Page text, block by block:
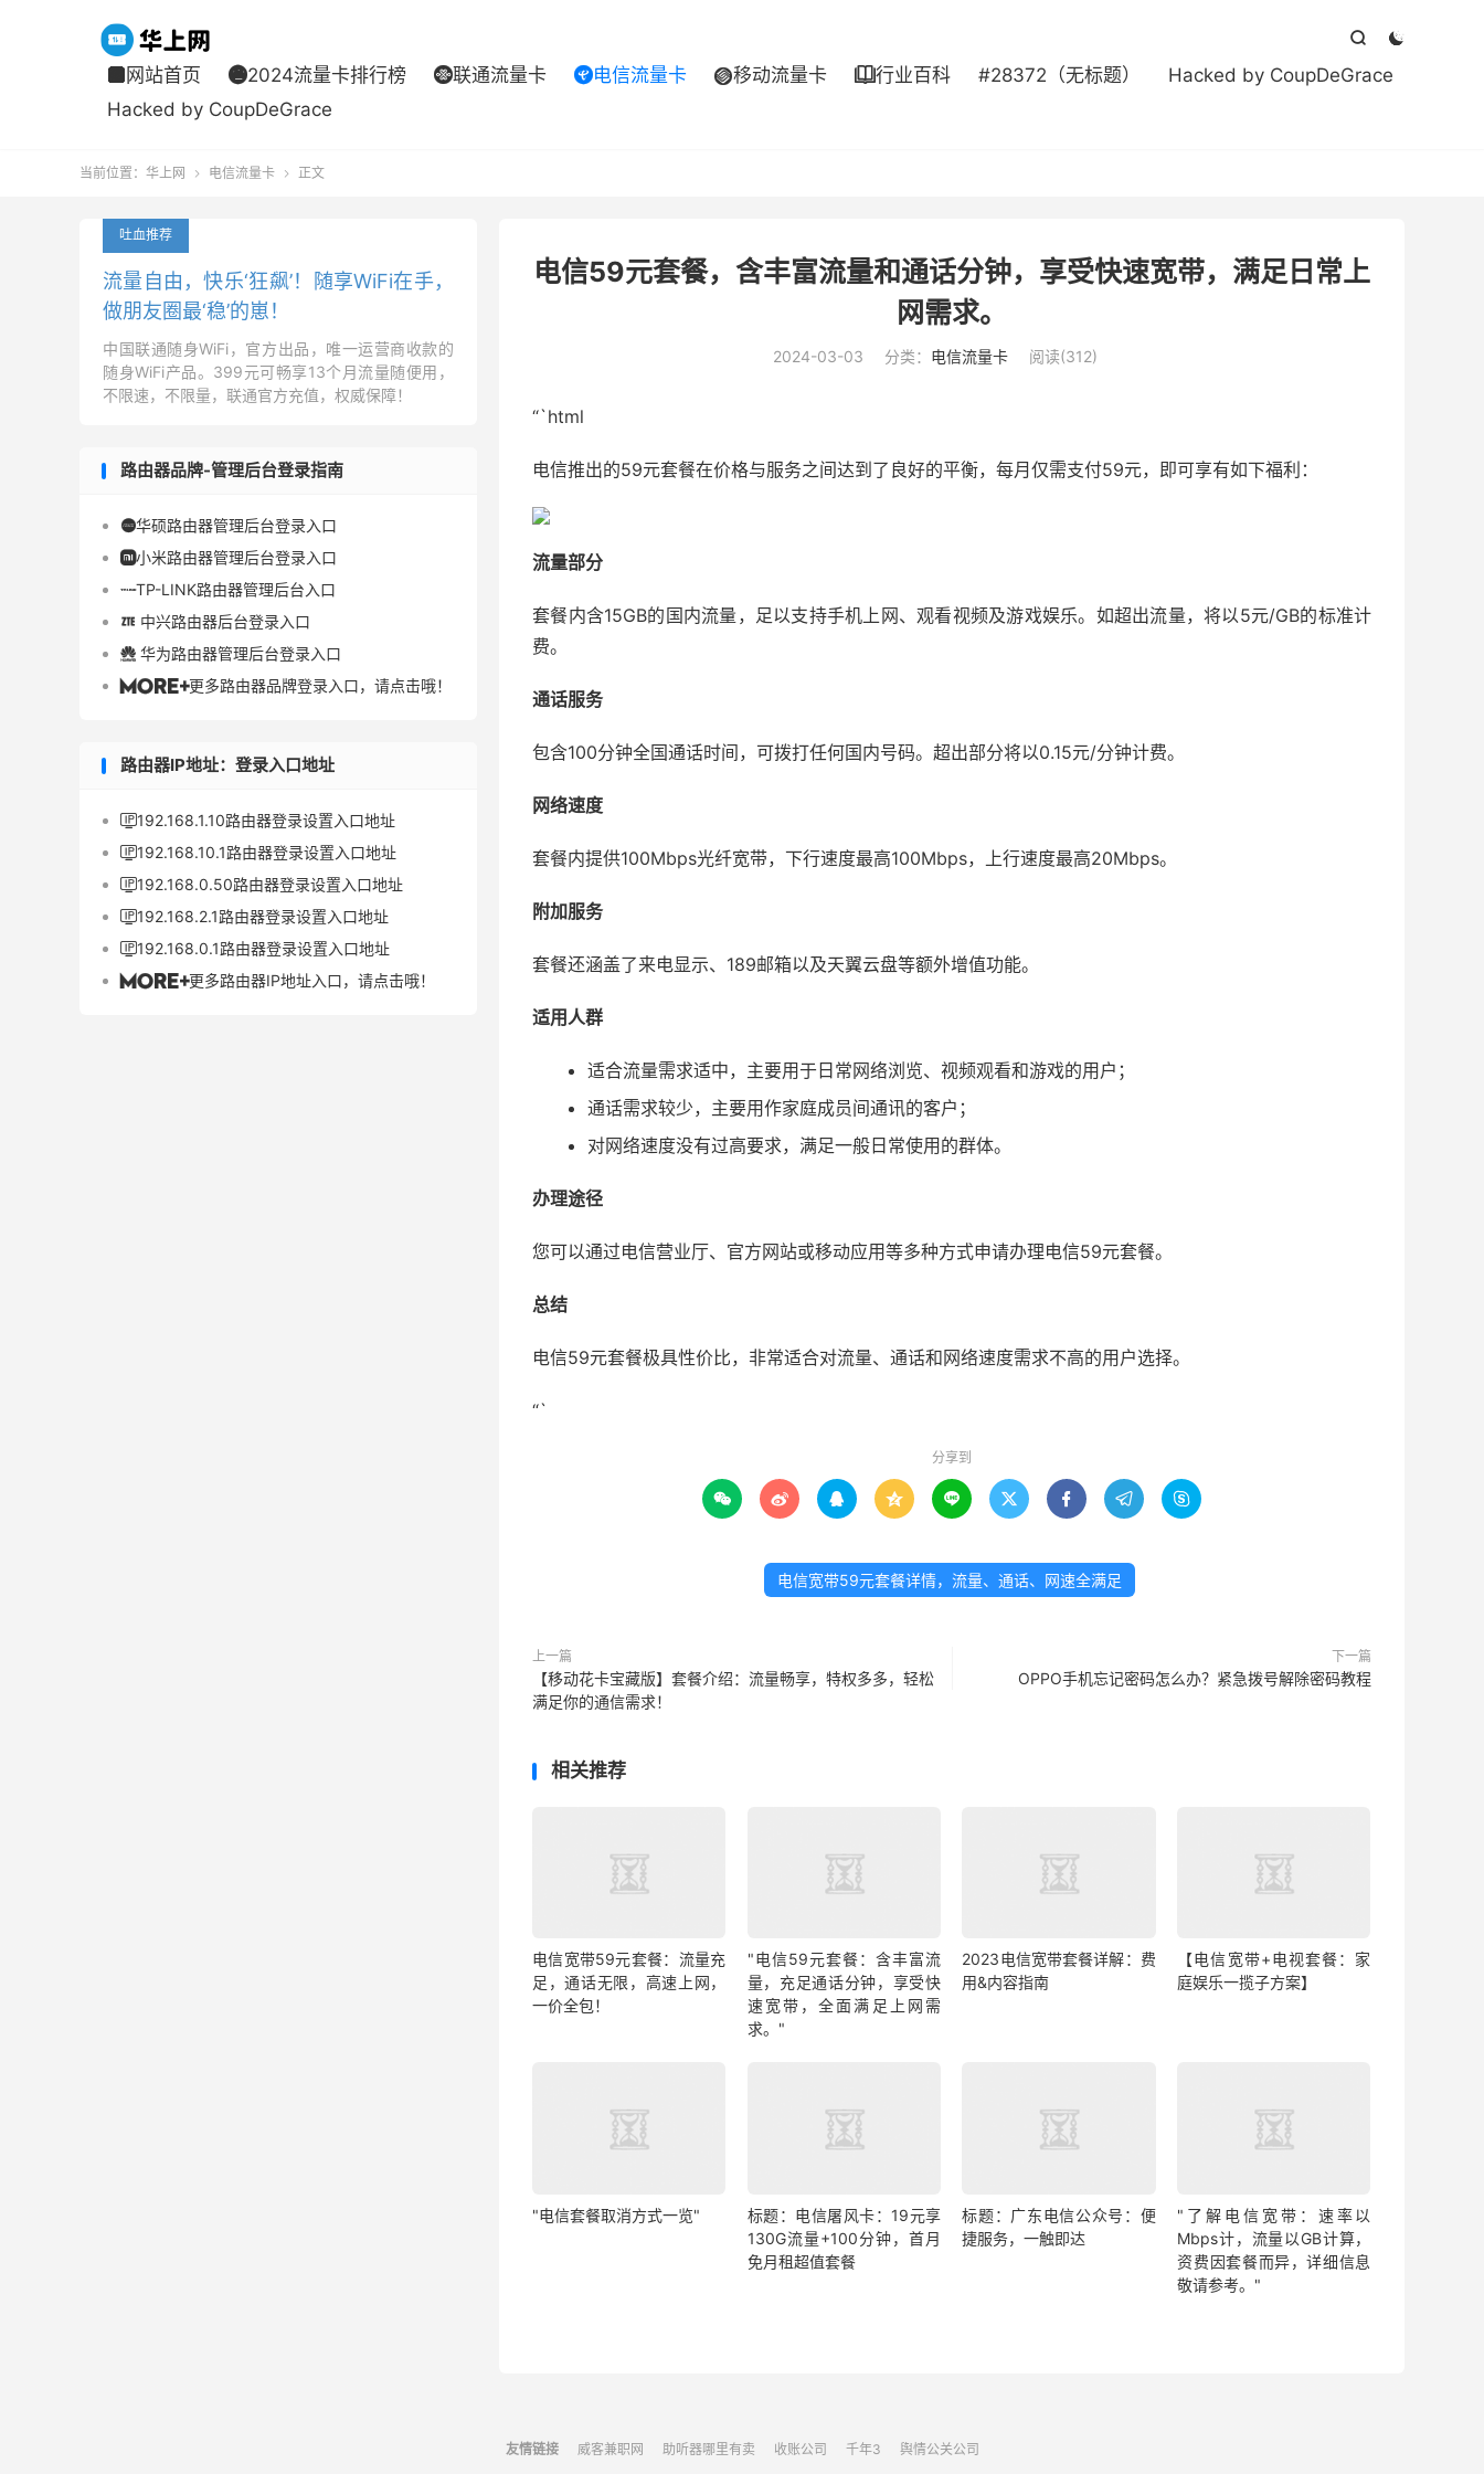


 网站首页 2024流量卡排行榜 联通流量卡 电信流量卡 移动流量卡 行业百科 #28372（无标题）
Hacked by CoupDeGrace
Hacked by CoupDeGrace
当前位置： 华上网  电信流量卡  正文
电信59元套餐，含丰富流量和通话分钟，享受快速宽带，满足日常上
网需求。
2024-03-03 分类： 电信流量卡 阅读(312)
“`html
电信推出的59元套餐在价格与服务之间达到了良好的平衡，每月仅需支付59元，即可享有如下福利：
流量部分
套餐内含15GB的国内流量，足以支持手机上网、观看视频及游戏娱乐。如超出流量，将以5元/GB的标准计
费。
通话服务
包含100分钟全国通话时间，可拨打任何国内号码。超出部分将以0.15元/分钟计费。
网络速度
套餐内提供100Mbps光纤宽带，下行速度最高100Mbps，上行速度最高20Mbps。
附加服务
套餐还涵盖了来电显示、189邮箱以及天翼云盘等额外增值功能。
适用人群
适合流量需求适中，主要用于日常网络浏览、视频观看和游戏的用户；
通话需求较少，主要用作家庭成员间通讯的客户；
对网络速度没有过高要求，满足一般日常使用的群体。
办理途径
您可以通过电信营业厅、官方网站或移动应用等多种方式申请办理电信59元套餐。
总结
电信59元套餐极具性价比，非常适合对流量、通话和网络速度需求不高的用户选择。
“`
分享到
        
电信宽带59元套餐详情，流量、通话、网速全满足
上一篇
【移动花卡宝藏版】套餐介绍：流量畅享，特权多多，轻松
满足你的通信需求！
下一篇
OPPO手机忘记密码怎么办？紧急拨号解除密码教程
相关推荐
电信宽带59元套餐：流量充
足，通话无限，高速上网，
一价全包！
"电信59元套餐：含丰富流
量，充足通话分钟，享受快
速宽带，全面满足上网需
求。"
2023电信宽带套餐详解：费
用&内容指南
【电信宽带+电视套餐：家
庭娱乐一揽子方案】
"电信套餐取消方式一览"
标题：电信屠风卡：19元享
130G流量+100分钟，首月
免月租超值套餐
标题：广东电信公众号：便
捷服务，一触即达
"了解电信宽带：速率以
Mbps计，流量以GB计算，
资费因套餐而异，详细信息
敬请参考。"
吐血推荐
流量自由，快乐‘狂飙’！随享WiFi在手，
做朋友圈最‘稳’的崽！
中国联通随身WiFi，官方出品，唯一运营商收款的
随身WiFi产品。399元可畅享13个月流量随便用，
不限速，不限量，联通官方充值，权威保障！
路由器品牌-管理后台登录指南
华硕路由器管理后台登录入口
小米路由器管理后台登录入口
TP-LINK路由器管理后台入口
 中兴路由器后台登录入口
 华为路由器管理后台登录入口
更多路由器品牌登录入口，请点击哦！
路由器IP地址：登录入口地址
192.168.1.10路由器登录设置入口地址
192.168.10.1路由器登录设置入口地址
192.168.0.50路由器登录设置入口地址
192.168.2.1路由器登录设置入口地址
192.168.0.1路由器登录设置入口地址
更多路由器IP地址入口，请点击哦！
友情链接 威客兼职网 助听器哪里有卖 收账公司 千年3 舆情公关公司